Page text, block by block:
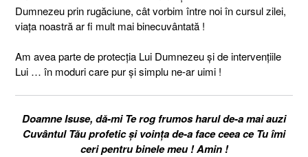
Dumnezeu prin rugăciune, cât vorbim între noi în cursul zilei,
viața noastră ar fi mult mai binecuvântată !
Am avea parte de protecția Lui Dumnezeu și de intervențiile
Lui … în moduri care pur și simplu ne-ar uimi !
Doamne Isuse, dă-mi Te rog frumos harul de-a mai auzi
Cuvântul Tău profetic și voința de-a face ceea ce Tu îmi
ceri pentru binele meu ! Amin !